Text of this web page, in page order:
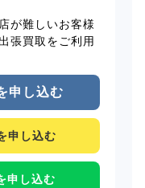
が難しいお客様
張買取をご利用
申し込む
申し込む
申し込む